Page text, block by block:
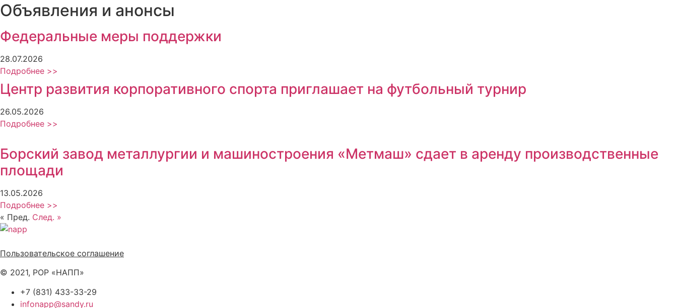
Объявления и анонсы
Федеральные меры поддержки
28.07.2026
Подробнее >>
Центр развития корпоративного спорта приглашает на футбольный турнир
26.05.2026
Подробнее >>
Борский завод металлургии и машиностроения «Метмаш» сдает в аренду производственные
площади
13.05.2026
Подробнее >>
« Пред. След. »
Пользовательское соглашение
© 2021, РОР «НАПП»
+7 (831) 433-33-29
infonapp@sandy.ru